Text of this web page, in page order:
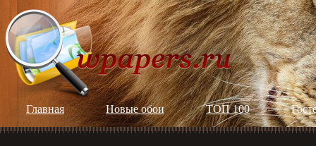
Главная Новые обои ТОП 100